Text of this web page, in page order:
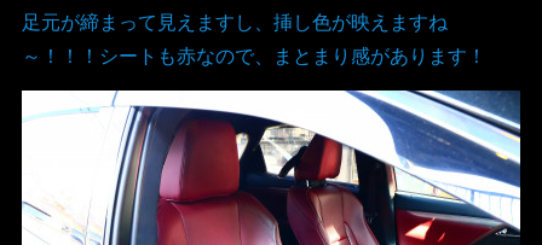
足元が締まって見えますし、挿し色が映えますね
～！！！シートも赤なので、まとまり感があります！